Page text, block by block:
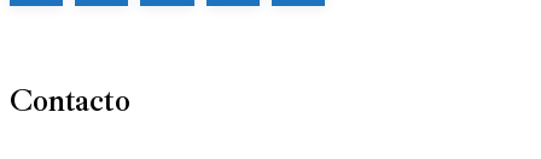
Contacto